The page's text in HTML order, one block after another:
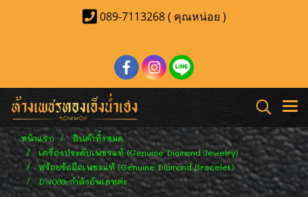
089-7113268 ( คุณหน่อย )
หน้าแรก
สินค้าทั้งหมด
เครื่องประดับเพชรแท้ (Genuine Diamond Jewelry)
สร้อยข้อมือเพชรแท้ (Genuine Diamond Bracelet)
DW033-กำลังอัพเดทค่ะ